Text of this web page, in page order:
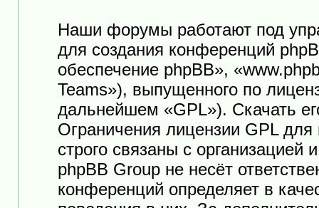
Наши форумы работают под
для создания конференций
обеспечение phpBB»,
Teams»), выпущенного по
дальнейшем «GPL»). Скачать
Ограничения лицензии GPL
строго связаны с
phpBB Group не несёт
конференций определяет в